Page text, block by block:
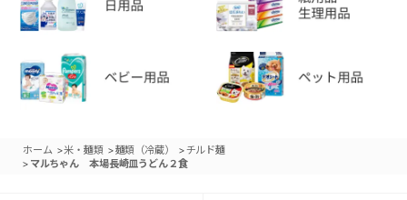
ホーム >米・麺類 >麺類（冷蔵） >チルド麺
> マルちゃん 本場長崎皿うどん２食